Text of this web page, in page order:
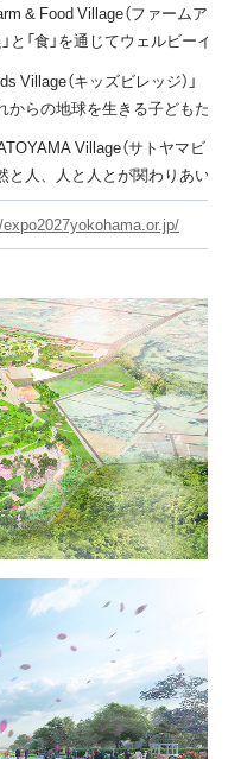
& Food Village（ファームアン
」と「食」を通じてウェルビーイ
Village（キッズビレッジ）」
からの地球を生きる子どもたち
Village（サトヤマビレッ
と人、人と人とが関わりあい、